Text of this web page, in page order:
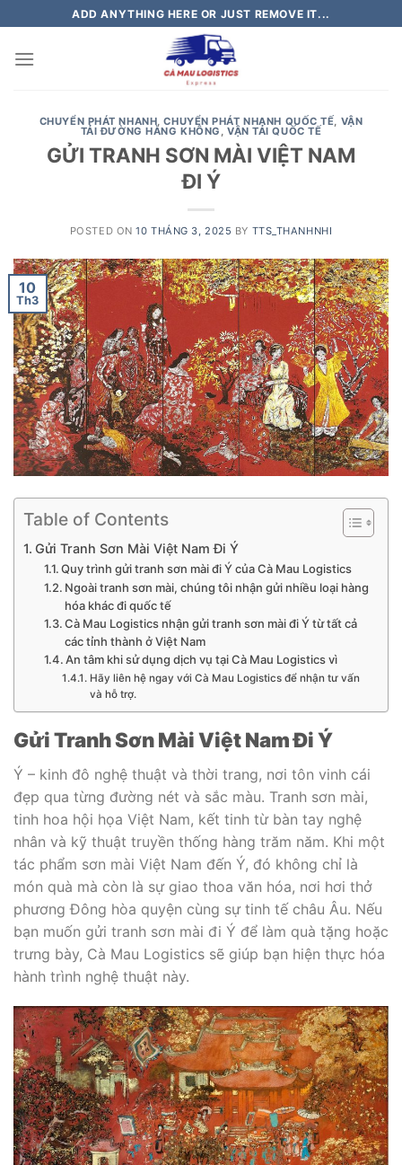
to
content
ADD ANYTHING HERE OR JUST REMOVE IT...
CHUYỂN PHÁT NHANH,CHUYỂN PHÁT NHANH QUỐC TẾ, VẬN
TẢI ĐƯỜNG HÀNG KHÔNG , VẬN TẢI QUỐC TẾ
GỬI TRANH SƠN MÀI VIỆT NAM
ĐI Ý
POSTED ON10 THÁNG 3, 2025 BY TTS_THANHNHI
10
Th3
Table of Contents
Gửi Tranh Sơn Mài Việt Nam Đi Ý
Quy trình gửi tranh sơn mài đi Ý của Cà Mau Logistics
Ngoài tranh sơn mài, chúng tôi nhận gửi nhiều loại hàng
hóa khác đi quốc tế
Cà Mau Logistics nhận gửi tranh sơn mài đi Ý từ tất cả
các tỉnh thành ở Việt Nam
An tâm khi sử dụng dịch vụ tại Cà Mau Logistics vì
Hãy liên hệ ngay với Cà Mau Logistics để nhận tư vấn
và hỗ trợ.
Gửi Tranh Sơn Mài Việt Nam Đi Ý
Ý – kinh đô nghệ thuật và thời trang, nơi tôn vinh cái
đẹp qua từng đường nét và sắc màu. Tranh sơn mài,
tinh hoa hội họa Việt Nam, kết tinh từ bàn tay nghệ
nhân và kỹ thuật truyền thống hàng trăm năm. Khi một
tác phẩm sơn mài Việt Nam đến Ý, đó không chỉ là
món quà mà còn là sự giao thoa văn hóa, nơi hơi thở
phương Đông hòa quyện cùng sự tinh tế châu Âu. Nếu
bạn muốn gửi tranh sơn mài đi Ý để làm quà tặng hoặc
trưng bày, Cà Mau Logistics sẽ giúp bạn hiện thực hóa
hành trình nghệ thuật này.